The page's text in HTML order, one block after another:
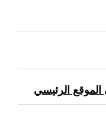
الرئيسي